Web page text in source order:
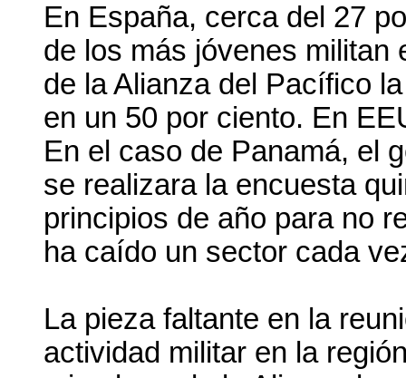
En España, cerca del 27
de los más jóvenes militan
de la Alianza del Pacífico
en un 50 por ciento. En
En el caso de Panamá, el
se realizara la encuesta
principios de año para no
ha caído un sector cada
La pieza faltante en la
actividad militar en la